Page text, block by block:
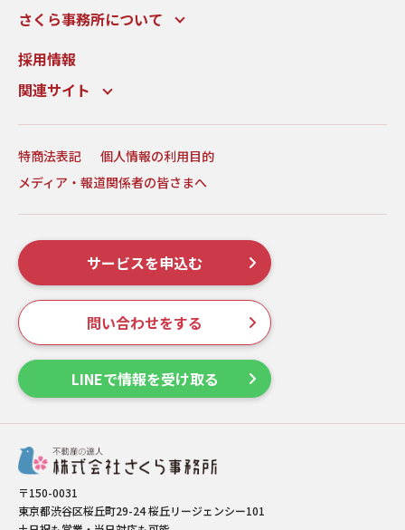
さくら事務所について
採用情報
関連サイト
特商法表記
個人情報の利用目的
メディア・報道関係者の皆さまへ
サービスを申込む
問い合わせをする
LINEで情報を受け取る
〒150-0031
東京都渋谷区桜丘町29-24 桜丘リージェンシー101